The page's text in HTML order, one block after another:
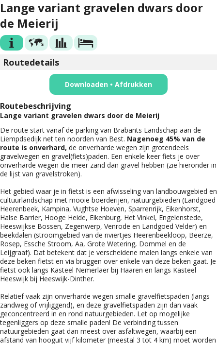
Lange variant gravelen dwars door
de Meierij
Routedetails
Downloaden • Afdrukken
Routebeschrijving
Lange variant gravelen dwars door de Meierij
De route start vanaf de parking van Brabants Landschap aan de
Liempdsedijk net ten noorden van Best. Nagenoeg 45% van de
route is onverhard, de onverharde wegen zijn grotendeels
gravelwegen en gravel(fiets)paden. Een enkele keer fiets je over
onverharde wegen die meer zand dan gravel hebben (zie hieronder in
de lijst van gravelstroken).
Het gebied waar je in fietst is een afwisseling van landbouwgebied en
cultuurlandschap met mooie boerderijen, natuurgebieden (Landgoed
Heerenbeek, Kampina, Vughtse Hoeven, Sparrenrijk, Eikenhorst,
Halse Barrier, Hooge Heide, Eikenburg, Het Vinkel, Engelenstede,
Heeswijkse Bossen, Zegenwerp, Venrode en Landgoed Velder) en
beekdalen (stroomgebied van de riviertjes Heerenbeekloop, Beerze,
Rosep, Essche Stroom, Aa, Grote Wetering, Dommel en de
Leijgraaf). Dat betekent dat je verscheidene malen langs enkele van
deze beken fietst en via bruggen over enkele van deze beken gaat. Je
fietst ook langs Kasteel Nemerlaer bij Haaren en langs Kasteel
Heeswijk bij Heeswijk-Dinther.
Relatief vaak zijn onverharde wegen smalle gravelfietspaden (langs
zandweg of vrijliggend), en deze gravelfietspaden zijn dan vaak
geconcentreerd in en rond natuurgebieden. Let op mogelijke
tegenliggers op deze smalle paden! De verbinding tussen
natuurgebieden gaat dan meest over asfaltwegen, waarbij een
afstand van hooguit vijf kilometer (meestal 3 tot 4 km) moet worden